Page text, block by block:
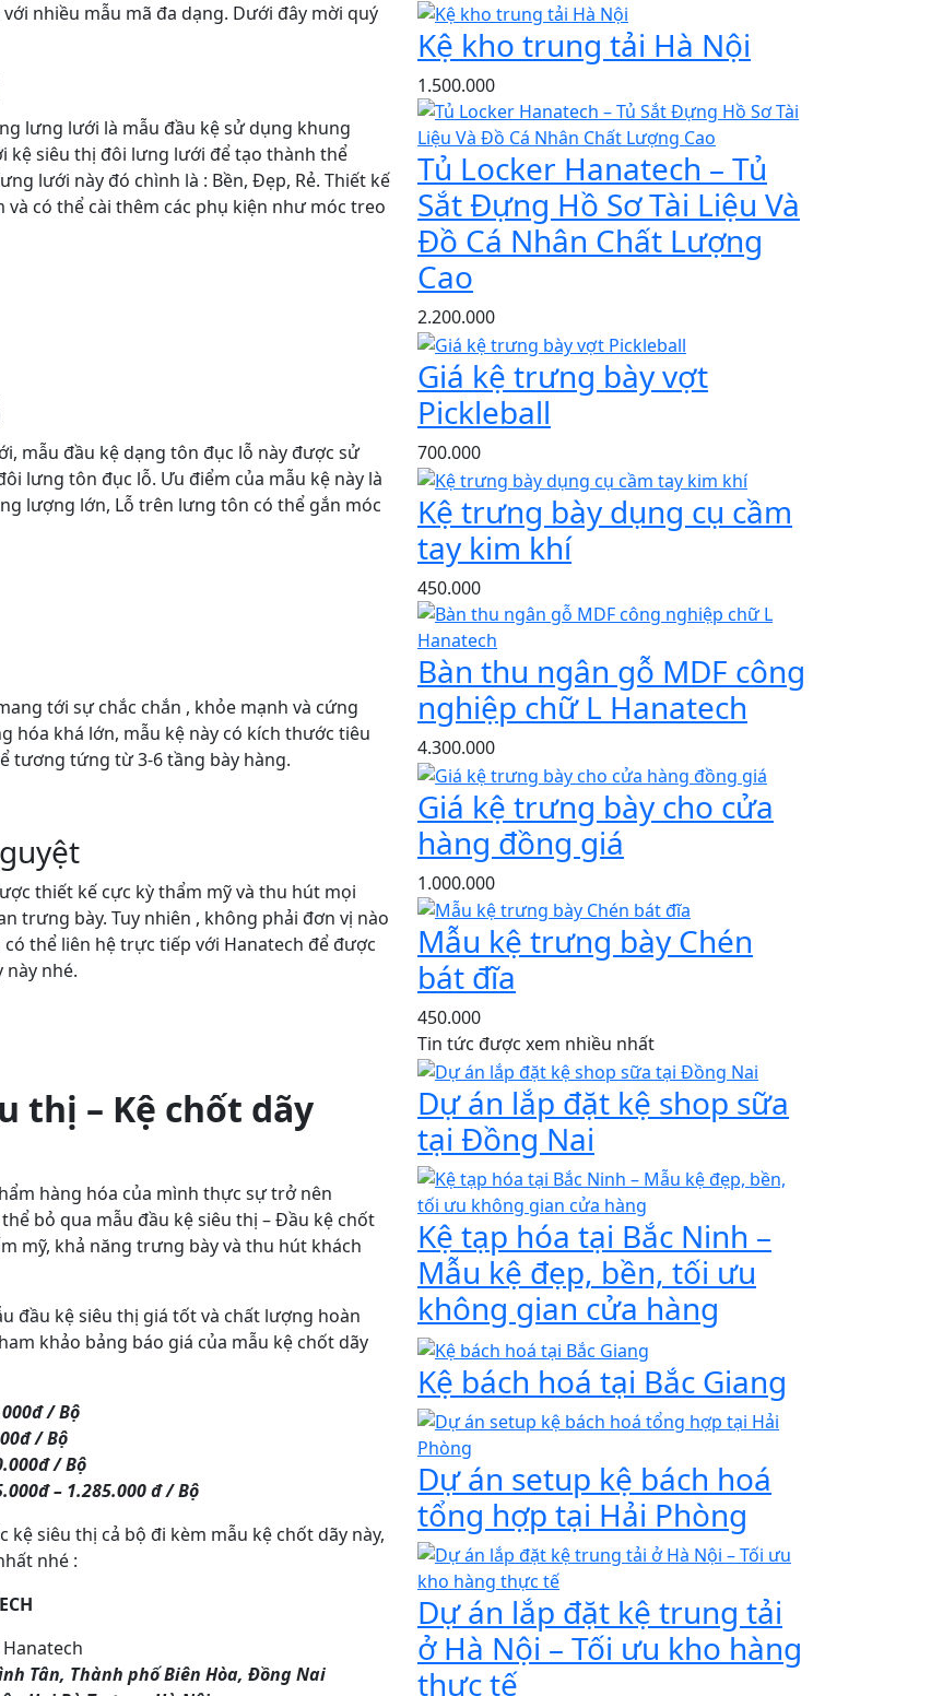
nhiều mẫu mã đa dạng. Dưới đây mời quý
lưng lưới là mẫu đầu kệ sử dụng khung
kệ siêu thị đôi lưng lưới để tạo thành thể
lưới này đó chình là : Bền, Đẹp, Rẻ. Thiết kế
có thể cài thêm các phụ kiện như móc treo
mẫu đầu kệ dạng tôn đục lỗ này được sử
lưng tôn đục lỗ. Ưu điểm của mẫu kệ này là
lượng lớn, Lỗ trên lưng tôn có thể gắn móc
tới sự chắc chắn , khỏe mạnh và cứng
hóa khá lớn, mẫu kệ này có kích thước tiêu
tương tứng từ 3-6 tầng bày hàng.
thiết kế cực kỳ thẩm mỹ và thu hút mọi
trưng bày. Tuy nhiên , không phải đơn vị nào
thể liên hệ trực tiếp với Hanatech để được
nhé.
thị – Kệ chốt dãy
hàng hóa của mình thực sự trở nên
bỏ qua mẫu đầu kệ siêu thị – Đầu kệ chốt
mỹ, khả năng trưng bày và thu hút khách
đầu kệ siêu thị giá tốt và chất lượng hoàn
khảo bảng báo giá của mẫu kệ chốt dãy
/ Bộ
/ Bộ
/ Bộ
– 1.285.000 đ / Bộ
siêu thị cả bộ đi kèm mẫu kệ chốt dãy này,
nhé :
Tân, Thành phố Biên Hòa, Đồng Nai
Kệ kho trung tải Hà Nội
1.500.000
Tủ Locker Hanatech – Tủ
Sắt Đựng Hồ Sơ Tài Liệu Và
Đồ Cá Nhân Chất Lượng
Cao
2.200.000
Giá kệ trưng bày vợt
Pickleball
700.000
Kệ trưng bày dụng cụ cầm
tay kim khí
450.000
Bàn thu ngân gỗ MDF công
nghiệp chữ L Hanatech
4.300.000
Giá kệ trưng bày cho cửa
hàng đồng giá
1.000.000
Mẫu kệ trưng bày Chén
bát đĩa
450.000
Tin tức được xem nhiều nhất
Dự án lắp đặt kệ shop sữa
tại Đồng Nai
Kệ tạp hóa tại Bắc Ninh –
Mẫu kệ đẹp, bền, tối ưu
không gian cửa hàng
Kệ bách hoá tại Bắc Giang
Dự án setup kệ bách hoá
tổng hợp tại Hải Phòng
Dự án lắp đặt kệ trung tải
ở Hà Nội – Tối ưu kho hàng
thực tế